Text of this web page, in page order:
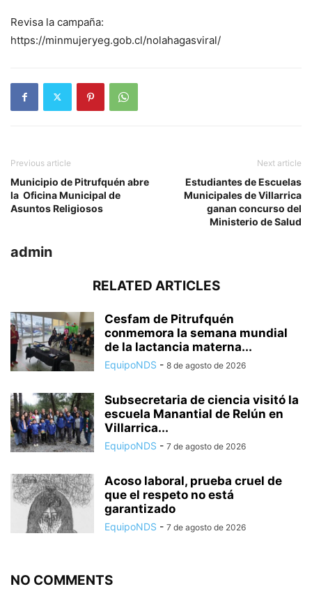
Revisa la campaña:
https://minmujeryeg.gob.cl/nolahagasviral/
Previous article
Municipio de Pitrufquén abre
la Oficina Municipal de
Asuntos Religiosos
Next article
Estudiantes de Escuelas
Municipales de Villarrica
ganan concurso del
Ministerio de Salud
admin
RELATED ARTICLES
Cesfam de Pitrufquén
conmemora la semana mundial
de la lactancia materna...
EquipoNDS - 8 de agosto de 2026
Subsecretaria de ciencia visitó la
escuela Manantial de Relún en
Villarrica...
EquipoNDS - 7 de agosto de 2026
Acoso laboral, prueba cruel de
que el respeto no está
garantizado
EquipoNDS - 7 de agosto de 2026
NO COMMENTS